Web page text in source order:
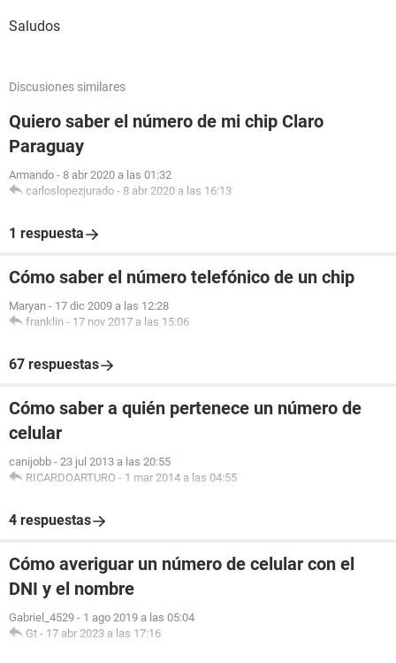
Saludos
Discusiones similares
Quiero saber el número de mi chip Claro
Paraguay
Armando - 8 abr 2020 a las 01:32
carloslopezjurado - 8 abr 2020 a las 16:13
1 respuesta
Cómo saber el número telefónico de un chip
Maryan - 17 dic 2009 a las 12:28
franklin - 17 nov 2017 a las 15:06
67 respuestas
Cómo saber a quién pertenece un número de
celular
canijobb - 23 jul 2013 a las 20:55
RICARDOARTURO - 1 mar 2014 a las 04:55
4 respuestas
Cómo averiguar un número de celular con el
DNI y el nombre
Gabriel_4529 - 1 ago 2019 a las 05:04
Gt - 17 abr 2023 a las 17:16